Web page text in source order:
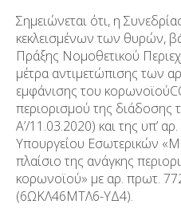
Σημειώνεται ότι,​​ η
κεκλεισμένων των θυρών,​​
Πράξης Νομοθετικού
μέτρα αντιμετώπισης των
εμφάνισης του
περιορισμού της
Α’/11.03.2020) και της υπ’
Υπουργείου Εσωτερικών
πλαίσιο της ανάγκης
κορωνοϊού» με αρ. πρωτ.
(6ΩΚΛ46ΜΤΛ6-ΥΔ4).